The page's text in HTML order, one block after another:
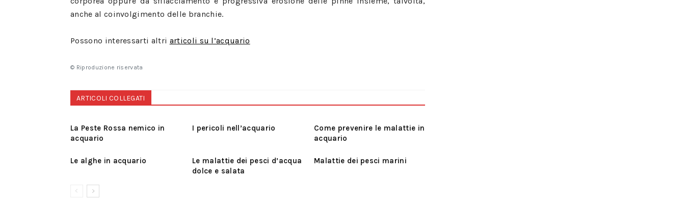
anche al coinvolgimento delle branchie.
Possono interessarti altri articoli su l’acquario
© Riproduzione riservata
ARTICOLI COLLEGATI
La Peste Rossa nemico in
acquario
I pericoli nell’acquario
Come prevenire le malattie in
acquario
Le alghe in acquario
Le malattie dei pesci d’acqua
dolce e salata
Malattie dei pesci marini